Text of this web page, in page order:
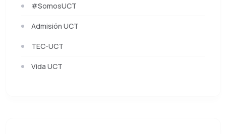
#SomosUCT
Admisión UCT
TEC-UCT
Vida UCT